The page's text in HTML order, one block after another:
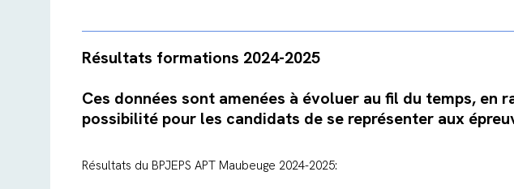
Résultats formations 2024-2025
Ces données sont amenées à évoluer au fil du temps,
possibilité pour les candidats de se représenter aux
Résultats du BPJEPS APT Maubeuge 2024-2025: